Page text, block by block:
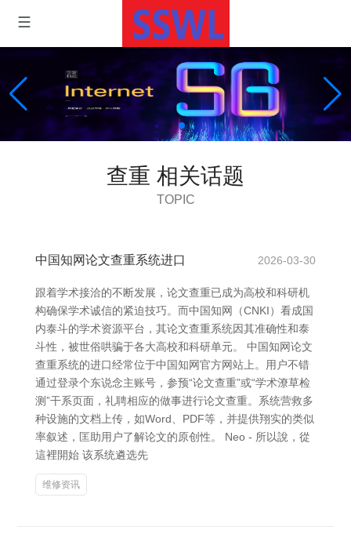
查重 相关话题
TOPIC
中国知网论文查重系统进口 2026-03-30
跟着学术接洽的不断发展，论文查重已成为高校和科研机
构确保学术诚信的紧迫技巧。而中国知网（CNKI）看成国
内泰斗的学术资源平台，其论文查重系统因其准确性和泰
斗性，被世俗哄骗于各大高校和科研单元。 中国知网论文
查重系统的进口经常位于中国知网官方网站上。用户不错
通过登录个东说念主账号，参预“论文查重”或“学术潦草检
测”干系页面，礼聘相应的做事进行论文查重。系统营救多
种设施的文档上传，如Word、PDF等，并提供翔实的类似
率叙述，匡助用户了解论文的原创性。 Neo - 所以說，從
這裡開始 该系统遴选先
维修资讯